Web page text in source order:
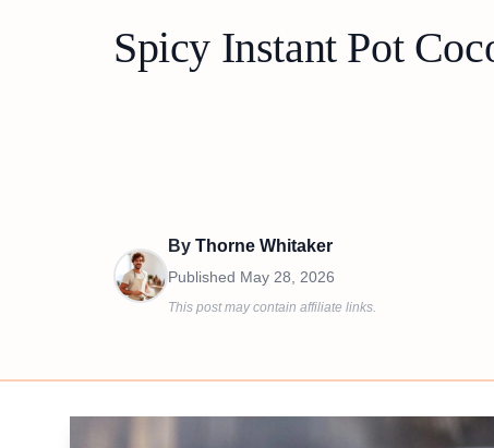
Spicy Instant Pot
By Thorne Whitaker
Published May 28, 2026
This post may contain affiliate links.